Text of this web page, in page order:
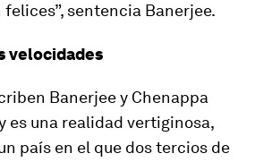
felices”, sentencia Banerjee.
velocidades
Banerjee y Chenappa
es una realidad vertiginosa,
país en el que dos tercios de